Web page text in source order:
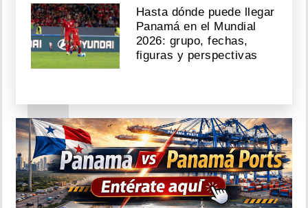
delgadez
Agosto
03,
2026
Reichell,
ex
de
Boza,
muestra
su
embarazo
Hasta dónde puede llegar
Panamá en el Mundial
2026: grupo, fechas,
figuras y perspectivas